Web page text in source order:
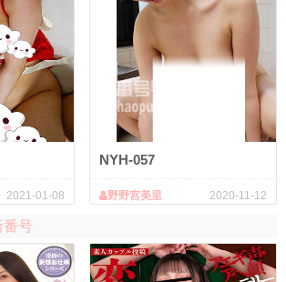
2021-01-08
NYH-057
2020-11-12
野野宫美里
番号